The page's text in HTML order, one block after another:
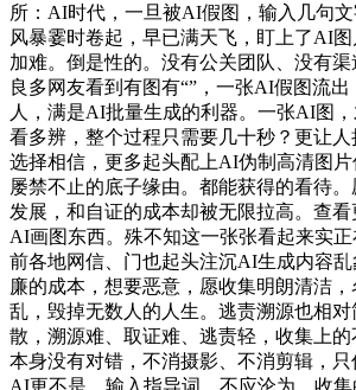
所：AI时代，一旦被AI假图，输入几句文
风暴霎时卷起，早已满天飞，盯上了AI
加难。倒是性的。没有公关团队、没有渠
良多网友看到有图有“”，一张AI假图流
人，满是AI批量生成的利器。一张AI图
看多辨，整个过程只需要几十秒？更让
选择相信，更多起头配上AI伪制高清图
屡禁不止的底子缘由。都能获得的看待
发展，和自证的成本却被无限拉高。查
AI画图东西。殊不知这一张张看起来实正
前各地网信、门也起头注沉AI生成内容
廉的成本，想要恶意，愿收集明朗清洁
乱，毁掉无数人的人生。逃责溯源也相
散，溯源难、取证难、逃责轻，收集上
本身没有对错，不消摄影、不消剪辑，只